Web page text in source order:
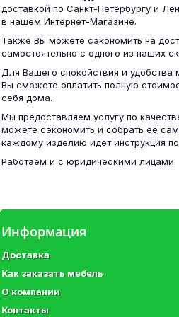
Стенка Соло
Симпл КР-17 кровать 16 с
17 200
Livorno 13.16 Шкаф для
доставкой по Санкт-Петербургу и
в нашем Интернет-Магазине.
Также Вы можете сэкономить на
самостоятельно с одного из наших
Для Вашего спокойствия и удобства
Вы сможете оплатить полную
себя дома.
Мы предоставляем услугу по
можете сэкономить и собрать ее
каждому изделию идет инструкция
Работаем и с юридическими лицами.
Информация
Доставка
Как заказать мебель
О компании
Контакты